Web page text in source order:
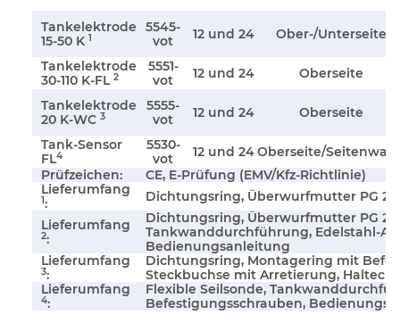
Tankelektrode
15-50 K 1
5545-
vot
12 und 24
Ober-/Unterseite
Tankelektrode
30-110 K-FL 2
5551-
vot
12 und 24
Oberseite
Tankelektrode
20 K-WC 3
5555-
vot
12 und 24
Oberseite
Tank-Sensor
FL4
5530-
vot
12 und 24Oberseite/
Prüfzeichen:
CE, E-Prüfung (EMV/Kfz-Richtlinie)
Lieferumfang
1:
Dichtungsring, Überwurfmutter PG
Lieferumfang
2:
Dichtungsring, Überwurfmutter PG
Tankwanddurchführung, Edelstahl-
Bedienungsanleitung
Lieferumfang
3:
Dichtungsring, Montagering mit
Steckbuchse mit Arretierung,
Lieferumfang
4:
Flexible Seilsonde,
Befestigungsschrauben,